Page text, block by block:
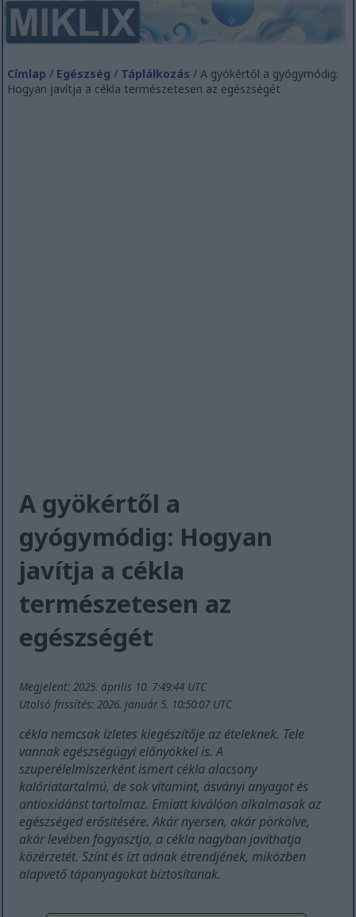
Címlap / Egészség / Táplálkozás / A gyökértől a gyógymódig:
Hogyan javítja a cékla természetesen az egészségét
A gyökértől a
gyógymódig: Hogyan
javítja a cékla
természetesen az
egészségét
Megjelent: 2025. április 10. 7:49:44 UTC
Utolsó frissítés: 2026. január 5. 10:50:07 UTC
cékla nemcsak ízletes kiegészítője az ételeknek. Tele
vannak egészségügyi előnyökkel is. A
szuperélelmiszerként ismert cékla alacsony
kalóriatartalmú, de sok vitamint, ásványi anyagot és
antioxidánst tartalmaz. Emiatt kiválóan alkalmasak az
egészséged erősítésére. Akár nyersen, akár pörkölve,
akár levében fogyasztja, a cékla nagyban javíthatja
közérzetét. Színt és ízt adnak étrendjének, miközben
alapvető tápanyagokat biztosítanak.